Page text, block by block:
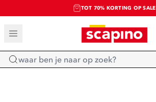
TOT 70% KORTING OP SALE
SALE: LAATSTE KANS!
SHOP NIEUW
Home